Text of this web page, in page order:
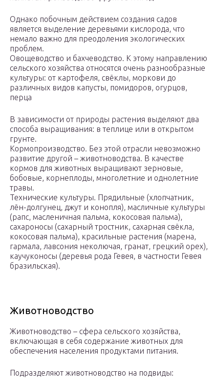
Однако побочным действием создания садов
является выделение деревьями кислорода, что
немало важно для преодоления экологических
проблем.
Овощеводство и бахчеводство. К этому направлению
сельского хозяйства относятся очень разнообразные
культуры: от картофеля, свёклы, моркови до
различных видов капусты, помидоров, огурцов,
перца
В зависимости от природы растения выделяют два
способа выращивания: в теплице или в открытом
грунте.
Кормопроизводство. Без этой отрасли невозможно
развитие другой – животноводства. В качестве
кормов для животных выращивают зерновые,
бобовые, корнеплоды, многолетние и однолетние
травы.
Технические культуры. Прядильные (хлопчатник,
лён-долгунец, джут и конопля), масличные культуры
(рапс, масленичная пальма, кокосовая пальма),
сахароносы (сахарный тростник, сахарная свёкла,
кокосовая пальма), красильные растения (марена,
гармала, лавсония неколючая, гранат, грецкий орех),
каучуконосы (деревья рода Гевея, в частности Гевея
бразильская).
Животноводство
Животноводство – сфера сельского хозяйства,
включающая в себя содержание животных для
обеспечения населения продуктами питания.
Подразделяют животноводство на подвиды: